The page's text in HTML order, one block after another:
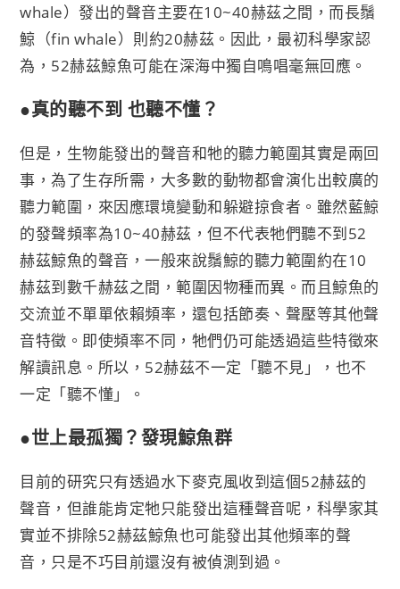
whale）發出的聲音主要在10~40赫茲之間，而長鬚
鯨（fin whale）則約20赫茲。因此，最初科學家認
為，52赫茲鯨魚可能在深海中獨自鳴唱毫無回應。
●真的聽不到 也聽不懂？
但是，生物能發出的聲音和牠的聽力範圍其實是兩回
事，為了生存所需，大多數的動物都會演化出較廣的
聽力範圍，來因應環境變動和躲避掠食者。雖然藍鯨
的發聲頻率為10~40赫茲，但不代表牠們聽不到52
赫茲鯨魚的聲音，一般來說鬚鯨的聽力範圍約在10
赫茲到數千赫茲之間，範圍因物種而異。而且鯨魚的
交流並不單單依賴頻率，還包括節奏、聲壓等其他聲
音特徵。即使頻率不同，牠們仍可能透過這些特徵來
解讀訊息。所以，52赫茲不一定「聽不見」，也不
一定「聽不懂」。
●世上最孤獨？發現鯨魚群
目前的研究只有透過水下麥克風收到這個52赫茲的
聲音，但誰能肯定牠只能發出這種聲音呢，科學家其
實並不排除52赫茲鯨魚也可能發出其他頻率的聲
音，只是不巧目前還沒有被偵測到過。